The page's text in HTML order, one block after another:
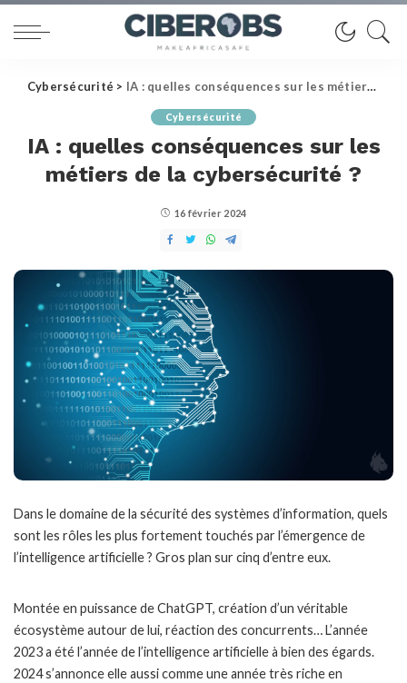
Cybersécurité > IA : quelles conséquences sur les métiers de la cybersécurité ?
Cybersécurité
IA : quelles conséquences sur les
métiers de la cybersécurité ?
16 février 2024
Dans le domaine de la sécurité des systèmes d’information, quels
sont les rôles les plus fortement touchés par l’émergence de
l’intelligence artificielle ? Gros plan sur cinq d’entre eux.
Montée en puissance de ChatGPT, création d’un véritable
écosystème autour de lui, réaction des concurrents… L’année
2023 a été l’année de l’intelligence artificielle à bien des égards.
2024 s’annonce elle aussi comme une année très riche en